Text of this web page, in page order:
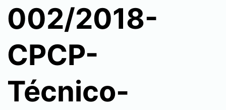
002/2018-
CPCP-
Técnico-